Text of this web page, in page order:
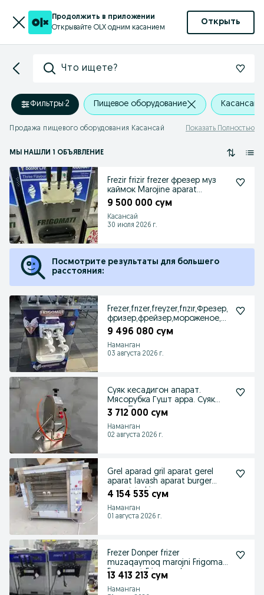
Продолжить в приложении
Открывайте OLX одним касанием
Открыть
Что ищете?
Фильтры·2 Пищевое оборудование Касансай
Продажа пищевого оборудования Касансай Показать Полностью
МЫ НАШЛИ 1 ОБЪЯВЛЕНИЕ
Frezir frizir frezer фрезер муз
каймок Marojine aparat
muzqaymoq apara
9 500 000 сум
Касансай
30 июля 2026 г.
Посмотрите результаты для большего
расстояния:
Frezer,frızer,freyzer,frızır,Фрезер,
фризер,фрейзер,мороженое,m
uzqaymoq
9 496 080 сум
Наманган
03 августа 2026 г.
Суяк кесадигон апарат.
Мясорубка Гушт арра. Суяк
арра.Пила для мясо.
3 712 000 сум
Наманган
02 августа 2026 г.
Grel aparad gril aparat gerel
aparat lavash aparat burger
aparat turki
4 154 535 сум
Наманган
01 августа 2026 г.
Frezer Donper frizer
muzaqaymoq marojni Frigomat
Frygomat Frigomach op
13 413 213 сум
Наманган